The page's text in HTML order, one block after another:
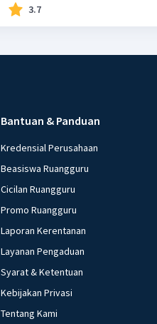
3.7
Bantuan & Panduan
Kredensial Perusahaan
Beasiswa Ruangguru
Cicilan Ruangguru
Promo Ruangguru
Laporan Kerentanan
Layanan Pengaduan
Syarat & Ketentuan
Kebijakan Privasi
Tentang Kami